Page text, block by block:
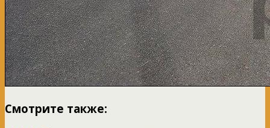
Смотрите также: